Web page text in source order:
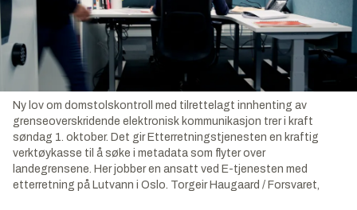
Ny lov om domstolskontroll med tilrettelagt innhenting av
grenseoverskridende elektronisk kommunikasjon trer i kraft
søndag 1. oktober. Det gir Etterretningstjenesten en kraftig
verktøykasse til å søke i metadata som flyter over
landegrensene. Her jobber en ansatt ved E-tjenesten med
etterretning på Lutvann i Oslo. Torgeir Haugaard / Forsvaret,